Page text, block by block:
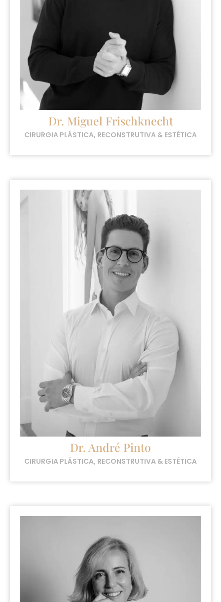
Dr. Miguel Frischknecht
CIRURGIA PLÁSTICA, RECONSTRUTIVA & ESTÉTICA
Dr. André Pinto
CIRURGIA PLÁSTICA, RECONSTRUTIVA & ESTÉTICA